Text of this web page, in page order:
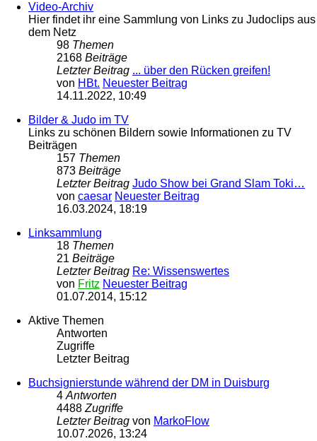
Video-Archiv
Hier findet ihr eine Sammlung von Links zu Judoclips aus
dem Netz
98 Themen
2168 Beiträge
Letzter Beitrag ... über den Rücken greifen!
von HBt. Neuester Beitrag
14.11.2022, 10:49
Bilder & Judo im TV
Links zu schönen Bildern sowie Informationen zu TV
Beiträgen
157 Themen
873 Beiträge
Letzter Beitrag Judo Show bei Grand Slam Toki…
von caesar Neuester Beitrag
16.03.2024, 18:19
Linksammlung
18 Themen
21 Beiträge
Letzter Beitrag Re: Wissenswertes
von Fritz Neuester Beitrag
01.07.2014, 15:12
Aktive Themen
Antworten
Zugriffe
Letzter Beitrag
Buchsignierstunde während der DM in Duisburg
4Antworten
4488Zugriffe
Letzter Beitrag von MarkoFlow
10.07.2026, 13:24